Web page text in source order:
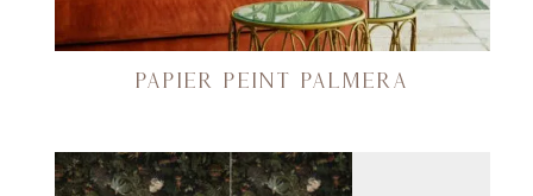
PAPIER PEINT PALMERA